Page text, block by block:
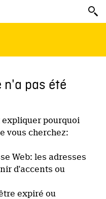
n'a pas été
pourquoi
vous cherchez:
Web: les adresses
d'accents ou
expiré ou